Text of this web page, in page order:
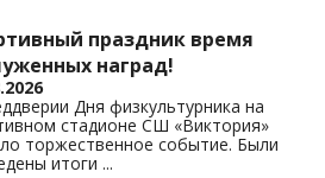
праздник время
наград!
Дня физкультурника на
стадионе СШ «Виктория»
торжественное событие. Были
итоги ...